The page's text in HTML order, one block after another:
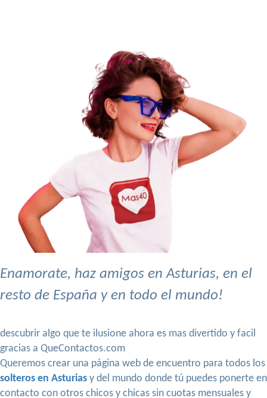
Enamorate, haz amigos en Asturias, en el
resto de España y en todo el mundo!
descubrir algo que te ilusione ahora es mas divertido y facil
gracias a QueContactos.com
Queremos crear una página web de encuentro para todos los
solteros en Asturias y del mundo donde tú puedes ponerte en
contacto con otros chicos y chicas sin cuotas mensuales y